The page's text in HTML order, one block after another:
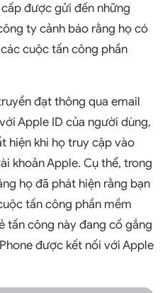
được gửi đến những
ty cảnh báo rằng họ có
cuộc tấn công phần
đạt thông qua email
Apple ID của người dùng,
hiện khi họ truy cập vào
khoản Apple. Cụ thể, trong
họ đã phát hiện rằng bạn
tấn công phần mềm
tấn công này đang cố gắng
được kết nối với Apple